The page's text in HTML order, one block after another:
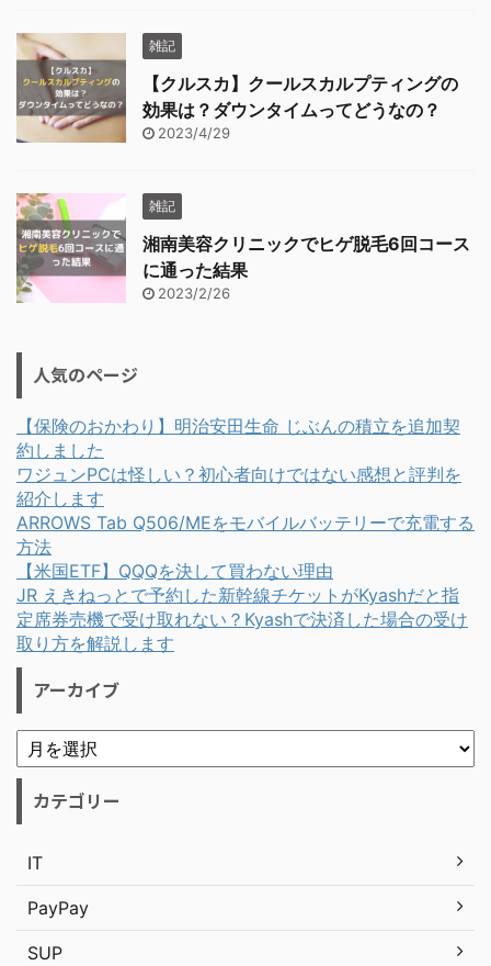
雑記
【クルスカ】クールスカルプティングの
効果は？ダウンタイムってどうなの？
2023/4/29
雑記
湘南美容クリニックでヒゲ脱毛6回コース
に通った結果
2023/2/26
人気のページ
【保険のおかわり】明治安田生命 じぶんの積立を追加契
約しました
ワジュンPCは怪しい？初心者向けではない感想と評判を
紹介します
ARROWS Tab Q506/MEをモバイルバッテリーで充電する
方法
【米国ETF】QQQを決して買わない理由
JR えきねっとで予約した新幹線チケットがKyashだと指
定席券売機で受け取れない？Kyashで決済した場合の受け
取り方を解説します
アーカイブ
カテゴリー
IT
PayPay
SUP